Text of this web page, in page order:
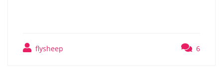
flysheep 6